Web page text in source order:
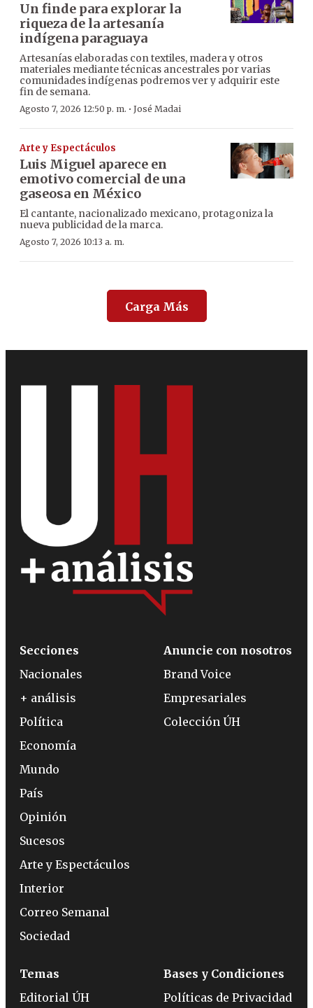
Un finde para explorar la
riqueza de la artesanía
indígena paraguaya
Artesanías elaboradas con textiles, madera y otros
materiales mediante técnicas ancestrales por varias
comunidades indígenas podremos ver y adquirir este
fin de semana.
Agosto 7, 2026 12:50 p. m. · José Madai
Arte y Espectáculos
Luis Miguel aparece en
emotivo comercial de una
gaseosa en México
El cantante, nacionalizado mexicano, protagoniza la
nueva publicidad de la marca.
Agosto 7, 2026 10:13 a. m.
Carga Más
Secciones
Nacionales
+ análisis
Política
Economía
Mundo
País
Opinión
Sucesos
Arte y Espectáculos
Interior
Correo Semanal
Sociedad
Anuncie con nosotros
Brand Voice
Empresariales
Colección ÚH
Temas
Editorial ÚH
Bases y Condiciones
Políticas de Privacidad